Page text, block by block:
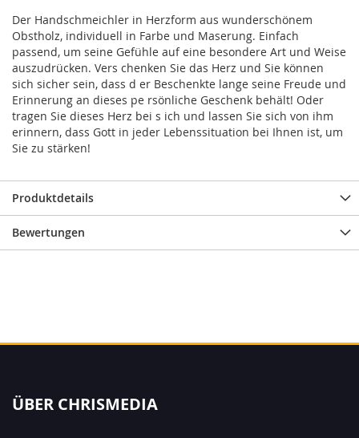
Der Handschmeichler in Herzform aus wunderschönem
Obstholz, individuell in Farbe und Maserung. Einfach
passend, um seine Gefühle auf eine besondere Art und Weise
auszudrücken. Vers chenken Sie das Herz und Sie können
sich sicher sein, dass d er Beschenkte lange seine Freude und
Erinnerung an dieses pe rsönliche Geschenk behält! Oder
tragen Sie dieses Herz bei s ich und lassen Sie sich von ihm
erinnern, dass Gott in jeder Lebenssituation bei Ihnen ist, um
Sie zu stärken!
Produktdetails
Bewertungen
ÜBER CHRISMEDIA